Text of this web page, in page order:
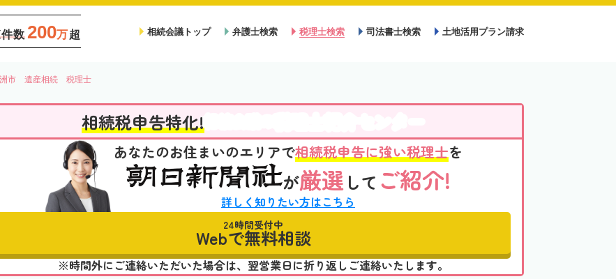
数 200万超 相続会議トップ 弁護士検索 税理士検索 司法書士検索 土地活用プラン請求
市 遺産相続 税理士
相続税申告特化!
あなたのお住まいのエリアで相続税申告に強い税理士を
が厳選 して ご紹介!
詳しく知りたい方はこちら
24時間受付中
Webで無料相談
※時間外にご連絡いただいた場合は、翌営業日に折り返しご連絡いたします。